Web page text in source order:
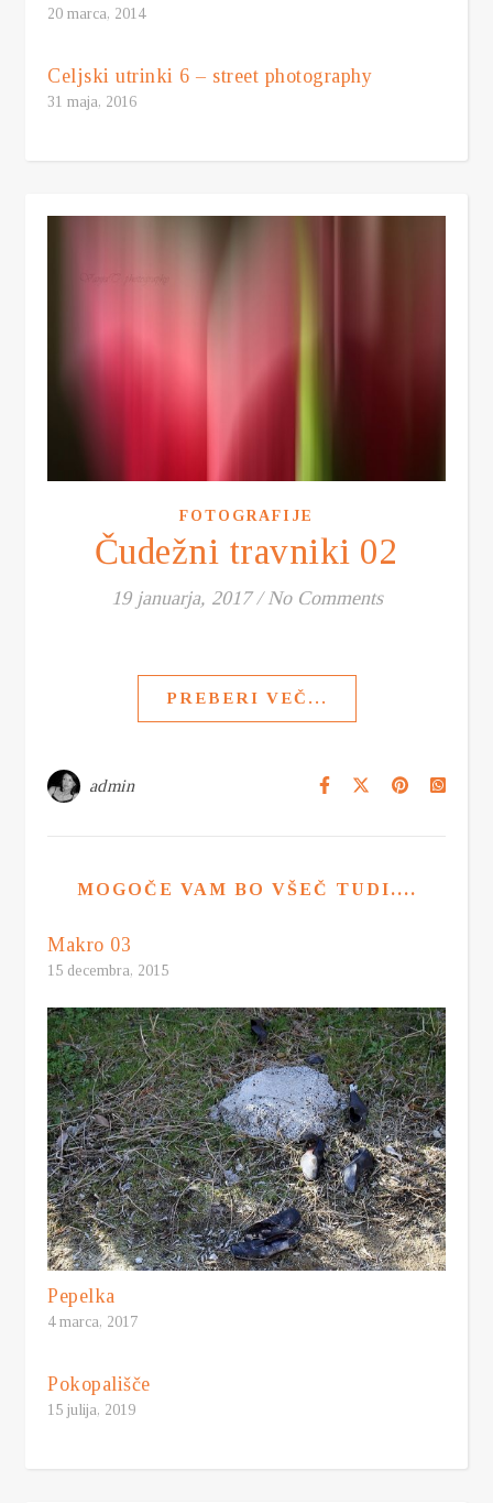
20 marca, 2014
Celjski utrinki 6 – street photography
31 maja, 2016
FOTOGRAFIJE
Čudežni travniki 02
19 januarja, 2017 / No Comments
PREBERI VEČ...
admin
MOGOČE VAM BO VŠEČ TUDI....
Makro 03
15 decembra, 2015
Pepelka
4 marca, 2017
Pokopališče
15 julija, 2019